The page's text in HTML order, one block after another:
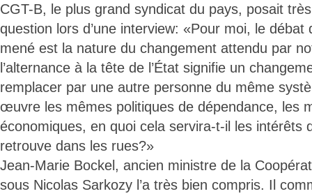
CGT-B, le plus grand syndicat du pays, posait
question lors d’une interview: «Pour moi, le débat
mené est la nature du changement attendu par
l’alternance à la tête de l’État signifie un
remplacer par une autre personne du même
œuvre les mêmes politiques de dépendance, les
économiques, en quoi cela servira-t-il les intérêts
retrouve dans les rues?»
Jean-Marie Bockel, ancien ministre de la
sous Nicolas Sarkozy l’a très bien compris. Il